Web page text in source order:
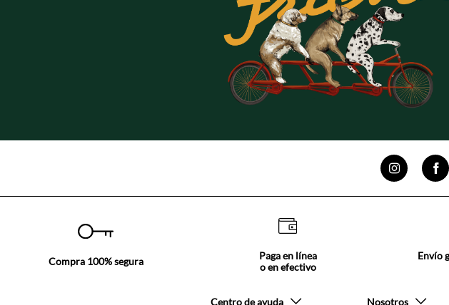
Compra 100% segura
Paga en línea
o en efectivo
Envío
Centro de ayuda Nosotros